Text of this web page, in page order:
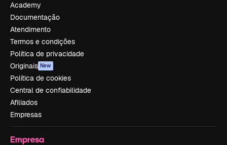
Academy
Documentação
Atendimento
Termos e condições
Política de privacidade
Originais New
Política de cookies
Central de confiabilidade
Afiliados
Empresas
Empresa